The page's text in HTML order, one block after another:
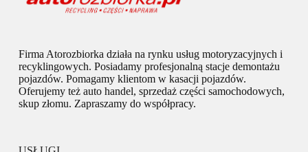
Firma Atorozbiorka działa na rynku usług motoryzacyjnych i
recyklingowych. Posiadamy profesjonalną stacje demontażu
pojazdów. Pomagamy klientom w kasacji pojazdów.
Oferujemy też auto handel, sprzedaż części samochodowych,
skup złomu. Zapraszamy do współpracy.